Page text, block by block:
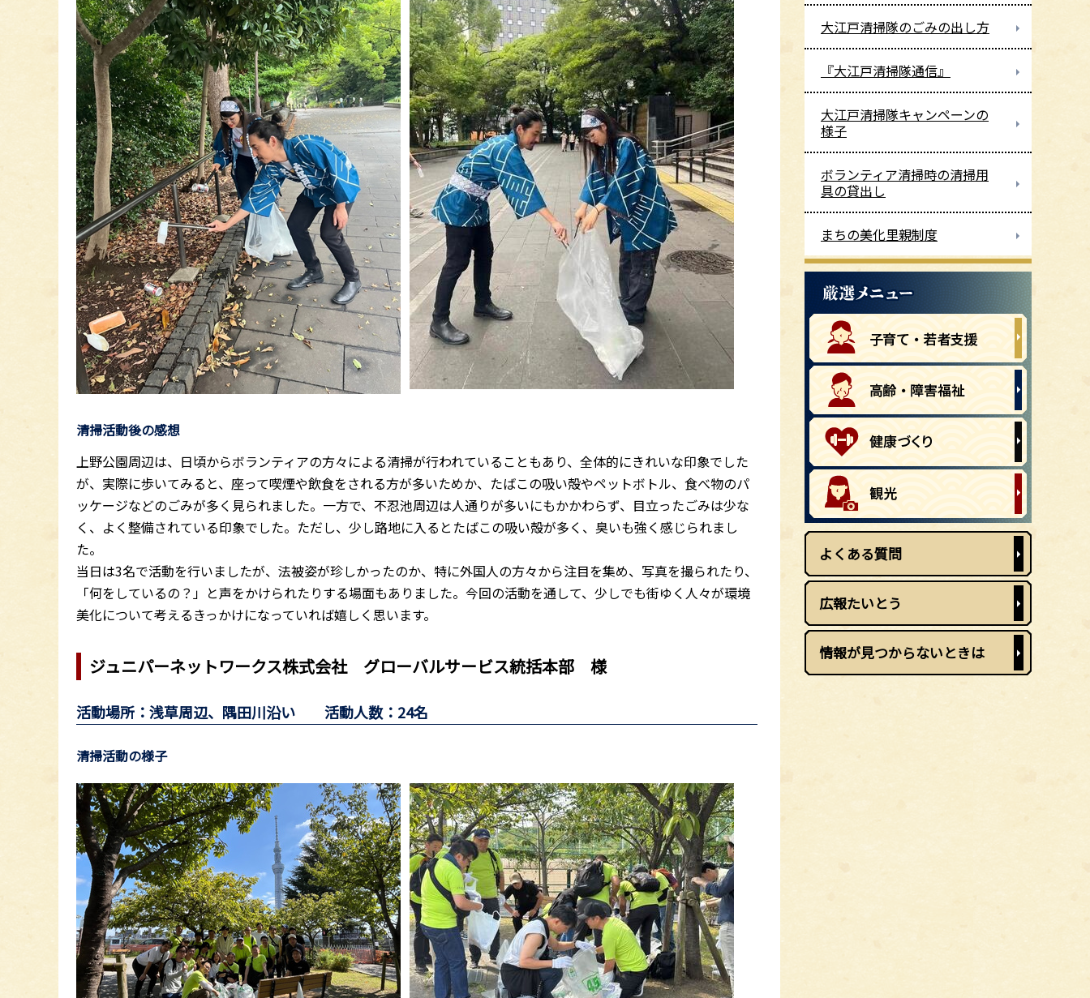
清掃活動後の感想
上野公園周辺は、日頃からボランティアの方々による清掃が行われていることもあり、全体的にきれいな印象でした
が、実際に歩いてみると、座って喫煙や飲食をされる方が多いためか、たばこの吸い殻やペットボトル、食べ物のパ
ッケージなどのごみが多く見られました。一方で、不忍池周辺は人通りが多いにもかかわらず、目立ったごみは少な
く、よく整備されている印象でした。ただし、少し路地に入るとたばこの吸い殻が多く、臭いも強く感じられまし
た。
当日は3名で活動を行いましたが、法被姿が珍しかったのか、特に外国人の方々から注目を集め、写真を撮られたり、
「何をしているの？」と声をかけられたりする場面もありました。今回の活動を通して、少しでも街ゆく人々が環境
美化について考えるきっかけになっていれば嬉しく思います。
ジュニパーネットワークス株式会社 グローバルサービス統括本部 様
活動場所：浅草周辺、隅田川沿い 活動人数：24名
清掃活動の様子
大江戸清掃隊のごみの出し方
『大江戸清掃隊通信』
大江戸清掃隊キャンペーンの
様子
ボランティア清掃時の清掃用
具の貸出し
まちの美化里親制度
よくある質問
広報たいとう
情報が見つからないときは